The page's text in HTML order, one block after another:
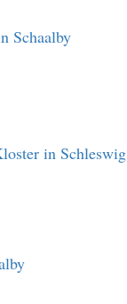
Schaalby
in Schleswig